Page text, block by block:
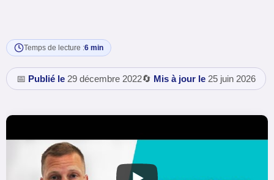
Temps de lecture :6 min
📅 Publié le 29 décembre 2022🔄 Mis à jour le 25 juin 2026